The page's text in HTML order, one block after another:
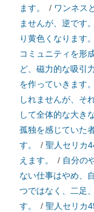
ます。
/ ワンネス
ませんが、逆です。
り黄色くなります。
コミュニティを形
ど、磁力的な吸引
を作っていきます。
しれませんが、そ
して全体的な大き
孤独を感じていた
す。
/ 聖人セリカ
えます。
/ 自分の
ない仕事はやめ、
つではなく、二足
す。
/ 聖人セリカ